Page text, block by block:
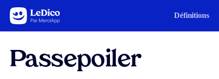
Aller au contenu Définitions
Passepoiler